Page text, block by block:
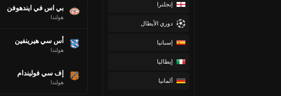
إنجلترا
دوري الأبطال
إسبانيا
إيطاليا
ألمانيا
بي اس في ايندهوفن
هولندا
أس سي هيرينفين
هولندا
إف سي فوليندام
هولندا